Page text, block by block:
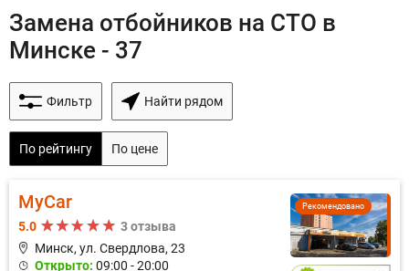
Замена отбойников на СТО в
Минске - 37
Фильтр Найти рядом
По рейтингу По цене
Рекомендовано
MyCar
5.0
3 отзыва
Минск, ул. Свердлова, 23
Открыто: 09:00 - 20:00